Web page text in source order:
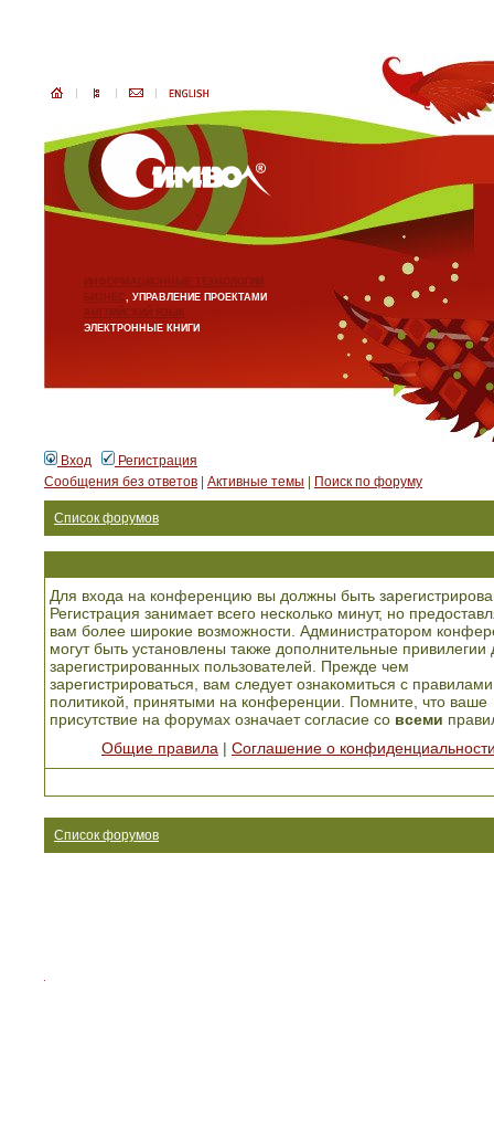
ИНФОРМАЦИОННЫЕ ТЕХНОЛОГИИ
БИЗНЕС, УПРАВЛЕНИЕ ПРОЕКТАМИ
АНГЛИЙСКИЙ ЯЗЫК
ЭЛЕКТРОННЫЕ КНИГИ
Вход
Регистрация
Сообщения без ответов
Активные темы Поиск по форуму
Список форумов
Для входа на конференцию вы должны быть
Регистрация занимает всего несколько минут, но
вам более широкие возможности. Администратором
могут быть установлены также дополнительные привилегии
зарегистрированных пользователей. Прежде чем
зарегистрироваться, вам следует ознакомиться с
политикой, принятыми на конференции. Помните, что ваше
присутствие на форумах означает согласие со всеми
Общие правила
Соглашение о
Список форумов